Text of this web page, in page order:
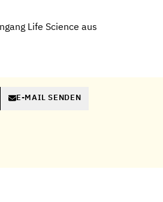
Life Science aus
E-MAIL SENDEN